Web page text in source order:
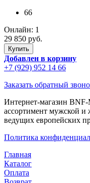
66
Онлайн: 1
29 850 руб.
Добавлен в корзину
+7 (929) 952 14 66
Заказать обратный
Интернет-магазин
ассортимент мужской и
ведущих европейских
Политика
Главная
Каталог
Оплата